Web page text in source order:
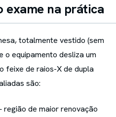
exame na prática
totalmente vestido (sem
o equipamento desliza um
feixe de raios-X de dupla
são:
de maior renovação